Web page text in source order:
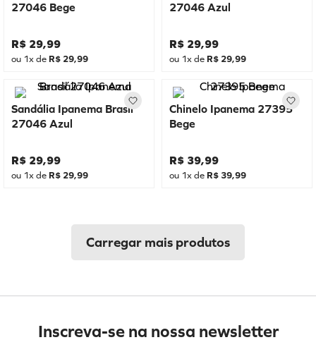
27046 Bege
R$ 29,99
ou 1x de R$ 29,99
27046 Azul
R$ 29,99
ou 1x de R$ 29,99
Sandália Ipanema Brasil
27046 Azul
R$ 29,99
ou 1x de R$ 29,99
Chinelo Ipanema 27395
Bege
R$ 39,99
ou 1x de R$ 39,99
Inscreva-se na nossa newsletter